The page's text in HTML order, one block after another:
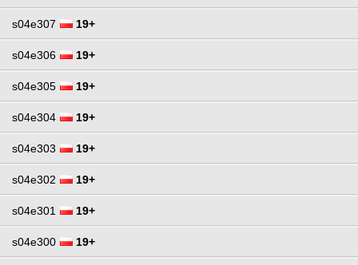
s04e307 19+
s04e306 19+
s04e305 19+
s04e304 19+
s04e303 19+
s04e302 19+
s04e301 19+
s04e300 19+